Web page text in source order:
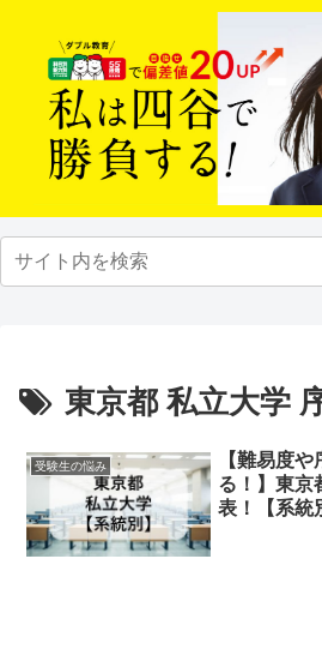
東京都 私立大学
受験生の悩み
【難易度
る！】東京
表！【系統